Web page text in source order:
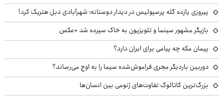
پیروزی یازده گله پرسپولیس در دیدار دوستانه؛ شهرآبادی دبل هتریک کرد!
بازیگر مشهور سینما و تلویزیون به خاک سپرده شد +عکس
پیمان مکه چه پیامی برای ایران دارد؟
دوربین باردیگر مجری فراموش‌شده سیما را به اوج می‌رساند؟
بزرگ‌ترین کاتالوگ تفاوت‌های ژنومی بین انسان‌ها